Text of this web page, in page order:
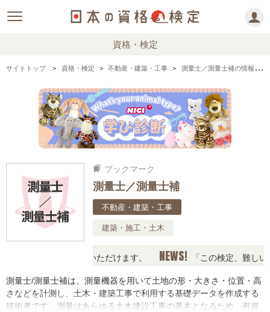
資格・検定
サイトトップ 資格・検定 不動産・建築・工事 測量士／測量士補の情報まとめ・口コミ・体験談
bookmarks ブックマーク
測量士／測量士補
不動産・建築・工事
建築・施工・土木
報の下からお読みいただけます。 NEWS! 「この検定、難しい？
測量士/測量士補は、測量機器を用いて土地の形・大きさ・位置・高
さなどを計測し、土木・建築工事で利用する基礎データを作成する
技術者です。測量はあらゆる土木建設工事の基本となるため、有資